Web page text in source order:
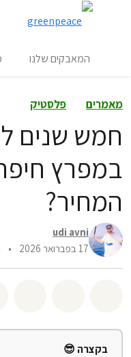
המאבקים שלנו
מאמרים פלסטיק
חמש שנים
במפרץ
המחיר?
udi avni
17 בפברואר 2026
•
4
בקצרה 😎